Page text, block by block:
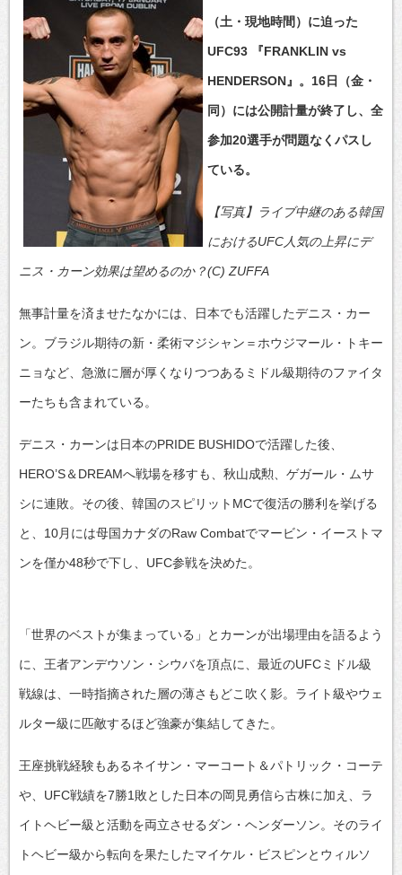
（土・現地時間）に迫った
UFC93 『FRANKLIN vs
HENDERSON』。16日（金・
同）には公開計量が終了し、全
参加20選手が問題なくパスし
ている。
【写真】ライブ中継のある韓国
におけるUFC人気の上昇にデ
ニス・カーン効果は望めるのか？(C) ZUFFA
無事計量を済ませたなかには、日本でも活躍したデニス・カー
ン。ブラジル期待の新・柔術マジシャン＝ホウジマール・トキー
ニョなど、急激に層が厚くなりつつあるミドル級期待のファイタ
ーたちも含まれている。
デニス・カーンは日本のPRIDE BUSHIDOで活躍した後、
HERO’S＆DREAMへ戦場を移すも、秋山成勲、ゲガール・ムサ
シに連敗。その後、韓国のスピリットMCで復活の勝利を挙げる
と、10月には母国カナダのRaw Combatでマービン・イーストマ
ンを僅か48秒で下し、UFC参戦を決めた。
「世界のベストが集まっている」とカーンが出場理由を語るよう
に、王者アンデウソン・シウバを頂点に、最近のUFCミドル級
戦線は、一時指摘された層の薄さもどこ吹く影。ライト級やウェ
ルター級に匹敵するほど強豪が集結してきた。
王座挑戦経験もあるネイサン・マーコート＆パトリック・コーテ
や、UFC戦績を7勝1敗とした日本の岡見勇信ら古株に加え、ラ
イトヘビー級と活動を両立させるダン・ヘンダーソン。そのライ
トヘビー級から転向を果たしたマイケル・ビスピンとウィルソ